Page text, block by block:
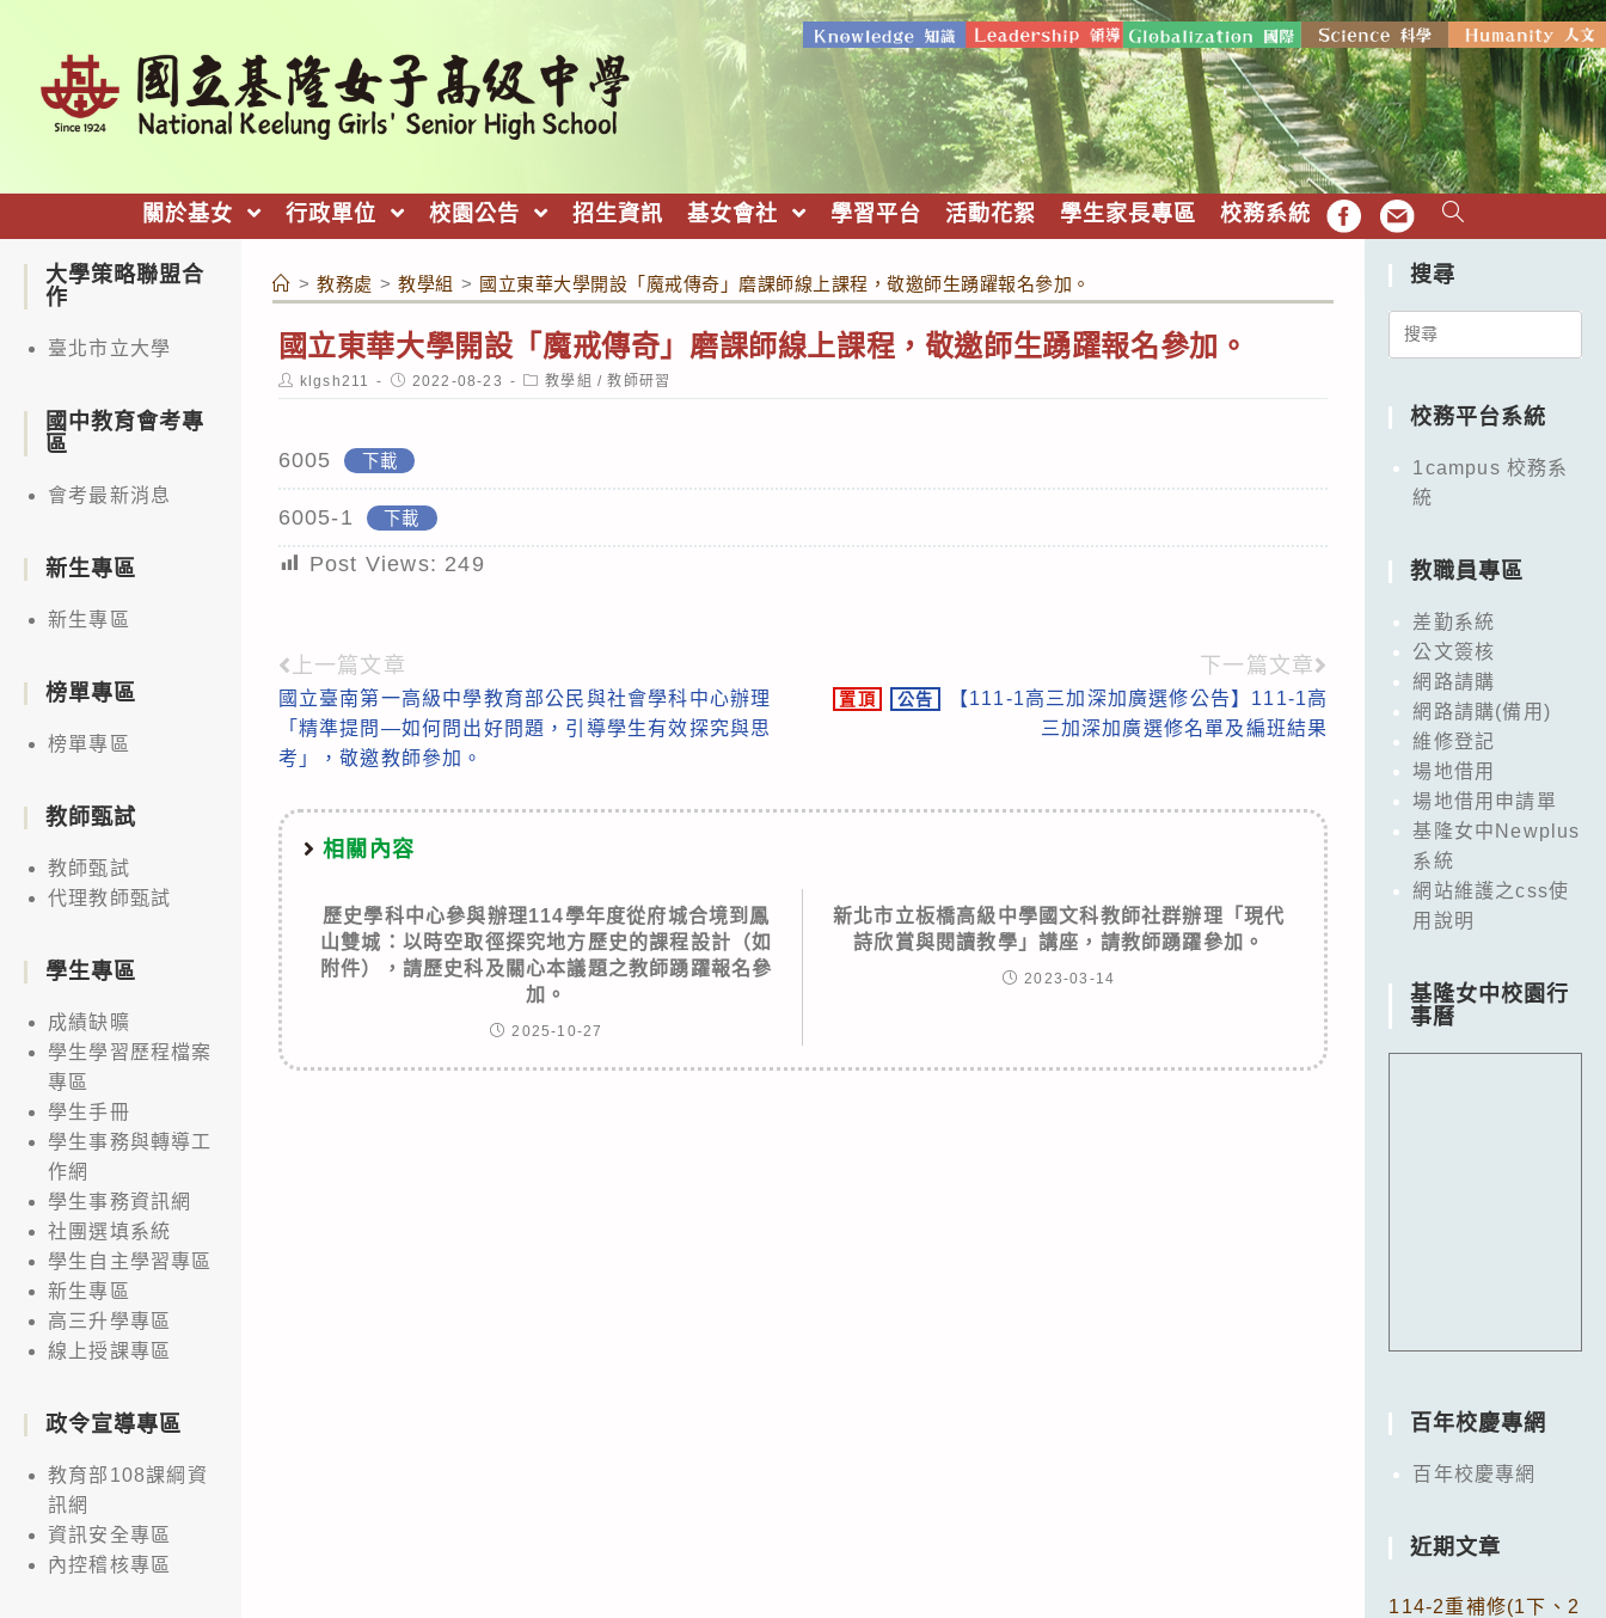
關於基女 行政單位 校園公告 招生資訊 基女會社 學習平台 活動花絮 學生家長專區 校務系統 FB EMAIL
> 教務處 > 教學組 > 國立東華大學開設「魔戒傳奇」磨課師線上課程，敬邀師生踴躍報名參加。
國立東華大學開設「魔戒傳奇」磨課師線上課程，敬邀師生踴躍報名參加。
Post
author:
klgsh211
Post
published:
2022-08-23
Post
category:
教學組 / 教師研習
6005 下載
6005-1 下載
Post Views: 249
Read
more
articles
上一篇文章
國立臺南第一高級中學教育部公民與社會學科中心辦理
「精準提問—如何問出好問題，引導學生有效探究與思
考」，敬邀教師參加。
下一篇文章
置頂 公告
【111-1高三加深加廣選修公告】111-1高
三加深加廣選修名單及編班結果
相關內容
歷史學科中心參與辦理114學年度從府城合境到鳳
山雙城：以時空取徑探究地方歷史的課程設計（如
附件），請歷史科及關心本議題之教師踴躍報名參
加。
2025-10-27
新北市立板橋高級中學國文科教師社群辦理「現代
詩欣賞與閱讀教學」講座，請教師踴躍參加。
2023-03-14
大學策略聯盟合
作
臺北市立大學
國中教育會考專
區
會考最新消息
新生專區
新生專區
榜單專區
榜單專區
教師甄試
教師甄試
代理教師甄試
學生專區
成績缺曠
學生學習歷程檔案
專區
學生手冊
學生事務與轉導工
作網
學生事務資訊網
社團選填系統
學生自主學習專區
新生專區
高三升學專區
線上授課專區
政令宣導專區
教育部108課綱資
訊網
資訊安全專區
內控稽核專區
搜尋
Search
校務平台系統
1campus 校務系
統
教職員專區
差勤系統
公文簽核
網路請購
網路請購(備用)
維修登記
場地借用
場地借用申請單
基隆女中Newplus
系統
網站維護之css使
用說明
基隆女中校園行
事曆
百年校慶專網
百年校慶專網
近期文章
114-2重補修(1下、2